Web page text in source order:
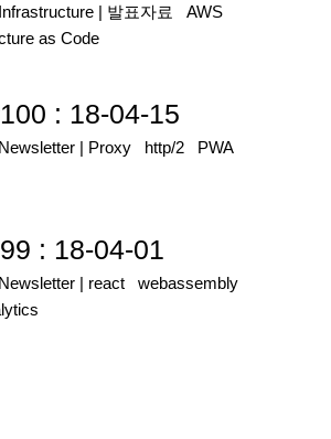
Infrastructure | 발표자료
AWS
as Code
: 18-04-15
Newsletter | Proxy http/2
PWA
: 18-04-01
Newsletter | react
webassembly